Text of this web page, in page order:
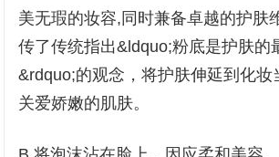
美无瑕的妆容,同时兼备卓越的护肤
传了传统指出&ldquo;粉底是护肤的
&rdquo;的观念，将护肤伸延到化妆
关爱娇嫩的肌肤。